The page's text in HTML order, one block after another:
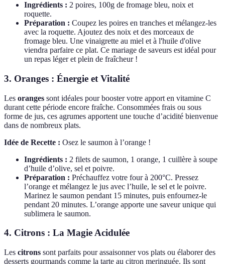
Ingrédients : 2 poires, 100g de fromage bleu, noix et
roquette.
Préparation : Coupez les poires en tranches et mélangez-les
avec la roquette. Ajoutez des noix et des morceaux de
fromage bleu. Une vinaigrette au miel et à l'huile d'olive
viendra parfaire ce plat. Ce mariage de saveurs est idéal pour
un repas léger et plein de fraîcheur !
3. Oranges : Énergie et Vitalité
Les oranges sont idéales pour booster votre apport en vitamine C
durant cette période encore fraîche. Consommées frais ou sous
forme de jus, ces agrumes apportent une touche d’acidité bienvenue
dans de nombreux plats.
Idée de Recette : Osez le saumon à l’orange !
Ingrédients : 2 filets de saumon, 1 orange, 1 cuillère à soupe
d’huile d’olive, sel et poivre.
Préparation : Préchauffez votre four à 200°C. Pressez
l’orange et mélangez le jus avec l’huile, le sel et le poivre.
Marinez le saumon pendant 15 minutes, puis enfournez-le
pendant 20 minutes. L’orange apporte une saveur unique qui
sublimera le saumon.
4. Citrons : La Magie Acidulée
Les citrons sont parfaits pour assaisonner vos plats ou élaborer des
desserts gourmands comme la tarte au citron meringuée. Ils sont